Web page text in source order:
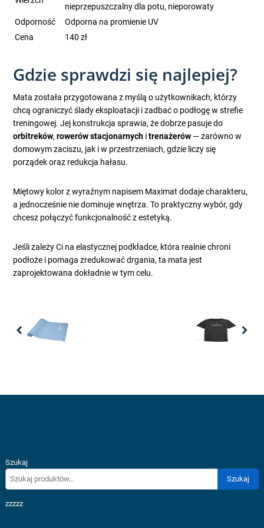
nieprzepuszczalny dla potu, nieporowaty
Odporność
Odporna na promienie UV
Cena
140 zł
Gdzie sprawdzi się najlepiej?
Mata została przygotowana z myślą o użytkownikach, którzy
chcą ograniczyć ślady eksploatacji i zadbać o podłogę w strefie
treningowej. Jej konstrukcja sprawia, że dobrze pasuje do
orbitreków,rowerów stacjonarnych itrenażerów — zarówno w
domowym zaciszu, jak i w przestrzeniach, gdzie liczy się
porządek oraz redukcja hałasu.
Miętowy kolor z wyraźnym napisem Maximat dodaje charakteru,
a jednocześnie nie dominuje wnętrza. To praktyczny wybór, gdy
chcesz połączyć funkcjonalność z estetyką.
Jeśli zależy Ci na elastycznej podkładce, która realnie chroni
podłoże i pomaga zredukować drgania, ta mata jest
zaprojektowana dokładnie w tym celu.
Szukaj
Szukaj
zzzzz